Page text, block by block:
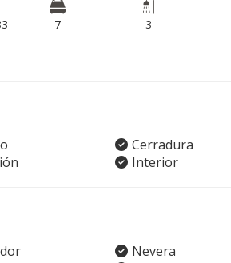
7 3
Cerradura
Interior
Nevera